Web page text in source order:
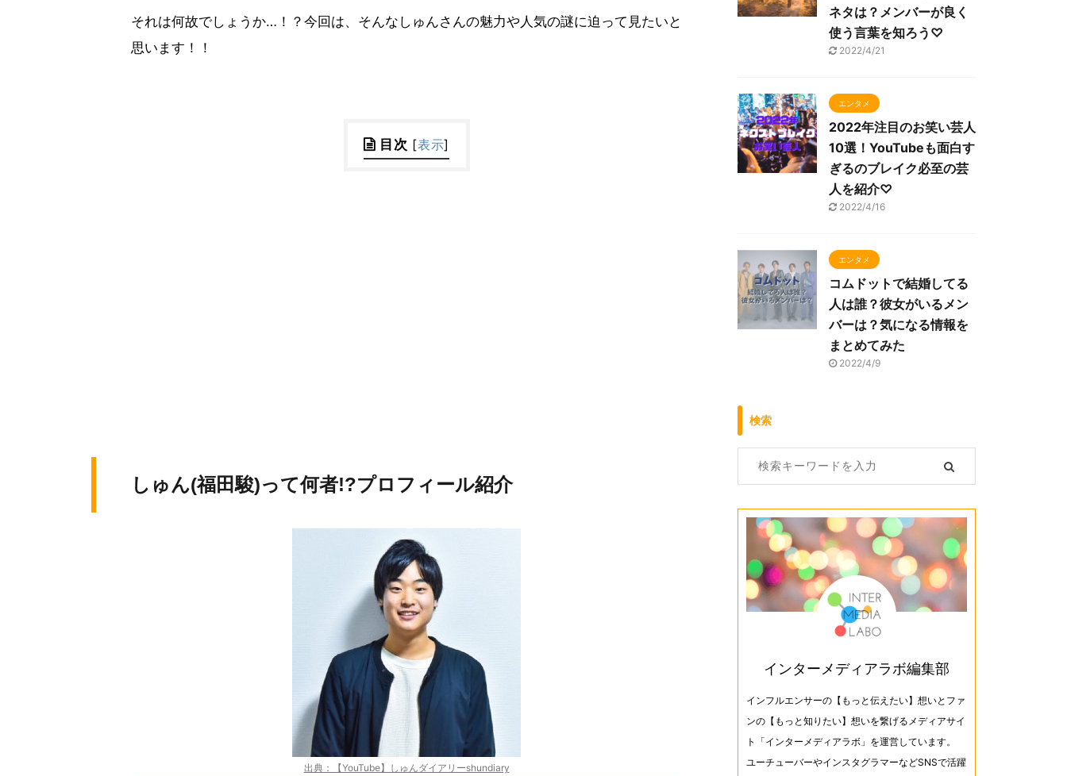
それは何故でしょうか…！？今回は、そんなしゅんさんの魅力や人気の謎に迫って見たいと
思います！！
目次 [表示]
しゅん(福田駿)って何者!?プロフィール紹介
出典：【YouTube】しゅんダイアリーshundiary
ネタは？メンバーが良く
使う言葉を知ろう♡
2022/4/21
エンタメ
2022年注目のお笑い芸人
10選！YouTubeも面白す
ぎるのブレイク必至の芸
人を紹介♡
2022/4/16
エンタメ
コムドットで結婚してる
人は誰？彼女がいるメン
バーは？気になる情報を
まとめてみた
2022/4/9
検索
インターメディアラボ編集部
インフルエンサーの【もっと伝えたい】想いとファ
ンの【もっと知りたい】想いを繋げるメディアサイ
ト「インターメディアラボ」を運営しています。
ユーチューバーやインスタグラマーなどSNSで活躍